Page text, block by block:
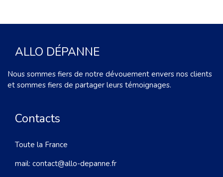
ALLO DÉPANNE
Nous sommes fiers de notre dévouement envers nos clients
et sommes fiers de partager leurs témoignages.
Contacts
Toute la France
mail: contact@allo-depanne.fr